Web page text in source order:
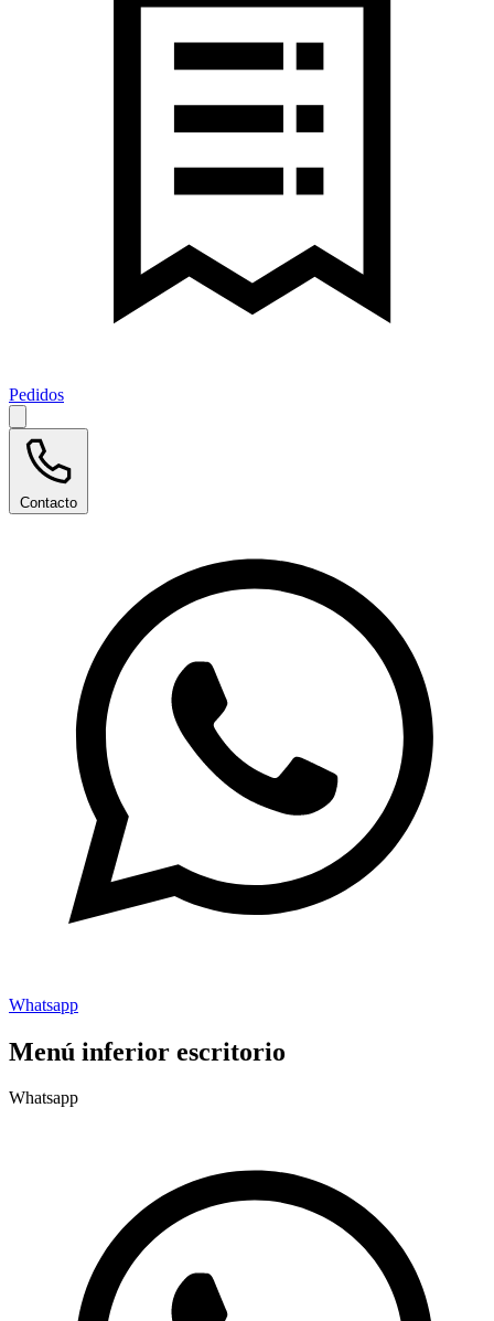
Pedidos
Contacto
Whatsapp
Menú inferior escritorio
Whatsapp